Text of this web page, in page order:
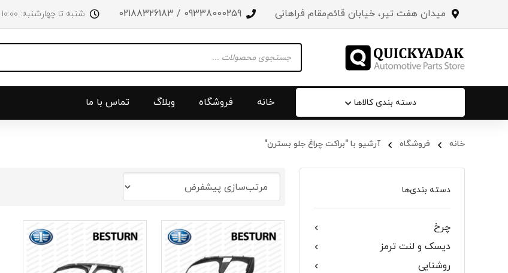
میدان هفت تیر، خیابان قائم‌مقام فراهانی 09338000259 / 02188326183 شنبه تا چهارشنبه: 10:00 تا 18:30 پنجشنبه‌‌ها تا ساعت 14:00
search
دسته بندی کالاها
جلو پنجره
درب خودرو
آینه‌ بغل
چراغ جلو
چراغ روی سپر
دی لایت
خانه فروشگاه وبلاگ تماس با ما
خانه فروشگاه آرشیو با "براکت چراغ جلو بسترن"
دسته بندی‌ها
چرخ
دیسک و لنت ترمز
روشنایی